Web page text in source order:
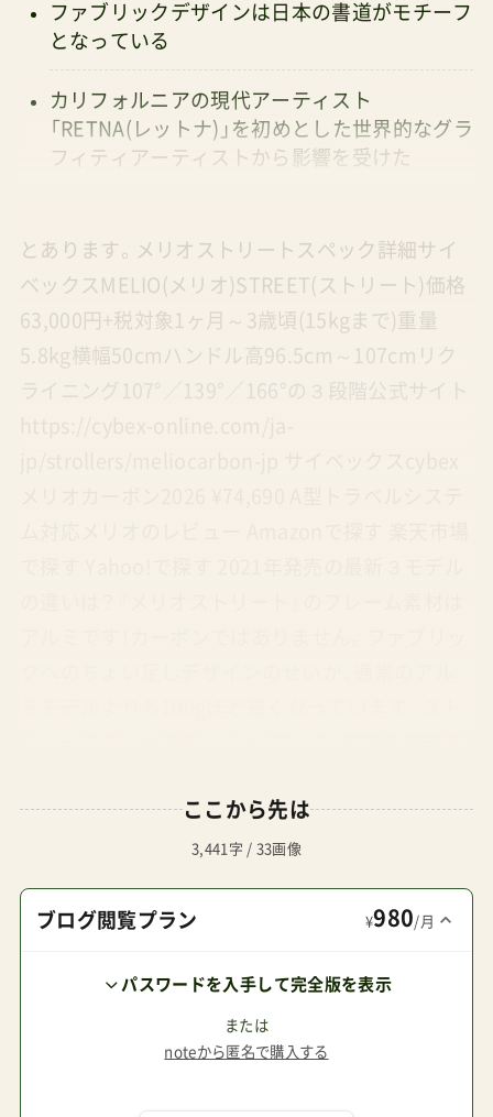
ファブリックデザインは日本の書道がモチーフ
となっている
カリフォルニアの現代アーティスト
「RETNA(レットナ)」を初めとした世界的なグラ
フィティアーティストから影響を受けた
とあります。メリオストリートスペック詳細サイ
ベックスMELIO(メリオ)STREET(ストリート)価格
63,000円+税対象1ヶ月～3歳頃(15kgまで)重量
5.8kg横幅50cmハンドル高96.5cm～107cmリク
りも5,500円高くなってしまった訳です。メリオカ
ーボンメリオストリートメリオ（アルミ）
5.8kg6.3kg6.2kgカーボンフレームアルミフレー
ーリアルブラックオリーブグリーンディープブラ
ックソーホーグレーネイビーブルーマグノリアピ
ンククラシックベージュカーボンフレームモデル
ここから先は
3,441字 / 33画像
ブログ閲覧プラン ¥980/月
パスワードを入手して完全版を表示
または
noteから匿名で購入する